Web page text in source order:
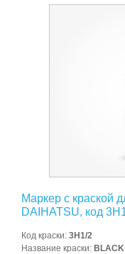
Маркер с краской
DAIHATSU, код
Код краски: 3H1/2
Название краски: BLACK